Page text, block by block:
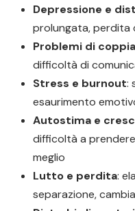
Depressione e
prolungata, perdita
Problemi di coppia
difficoltà di
Stress e burnout:
esaurimento
Autostima e
difficoltà a
meglio
Lutto e perdita:
separazione,